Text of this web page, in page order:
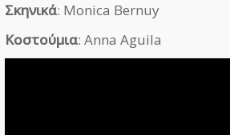
Σκηνικά: Monica Bernuy
Κοστούμια: Anna Aguila